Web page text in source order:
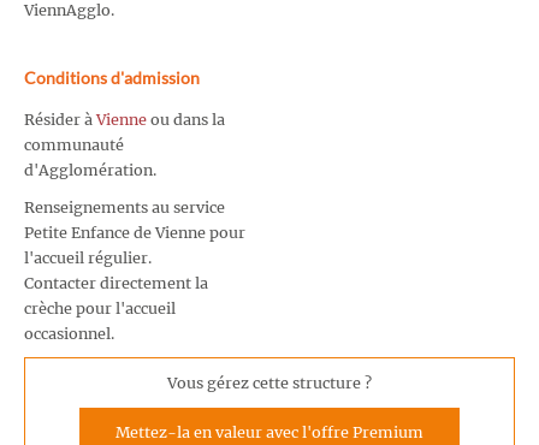
ViennAgglo.
Conditions d'admission
Résider àVienne ou dans la
communauté
d'Agglomération.
Renseignements au service
Petite Enfance de Vienne pour
l'accueil régulier.
Contacter directement la
crèche pour l'accueil
occasionnel.
Vous gérez cette structure ?
Mettez-la en valeur avec l'offre Premium